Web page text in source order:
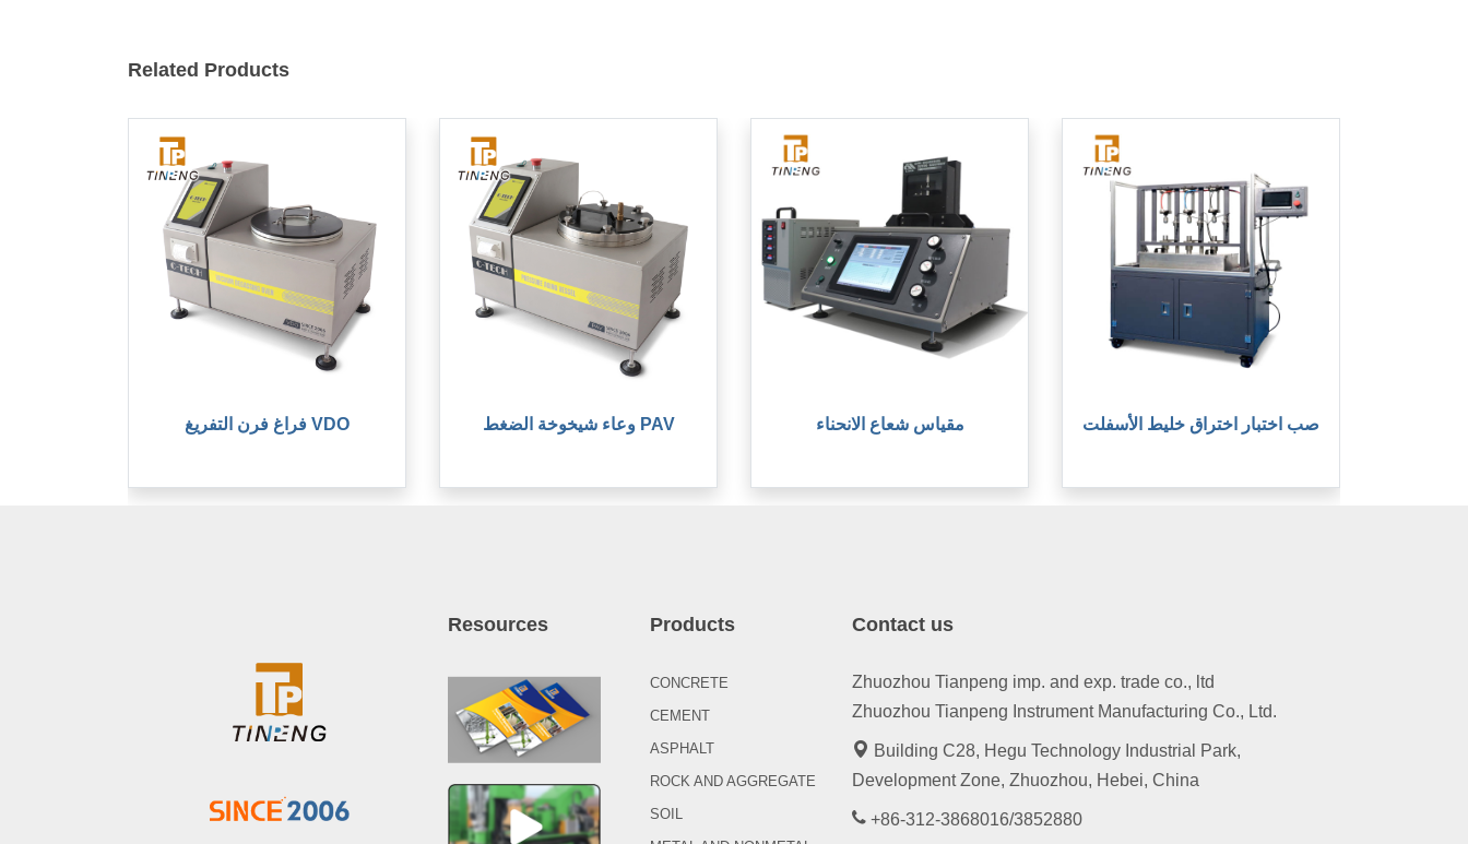
Related Products
فراغ فرن التفريغ VDO وعاء شيخوخة الضغط PAV مقياس شعاع الانحناء صب اختبار اختراق خليط الأسفلت
Resources Products
CONCRETE
CEMENT
ASPHALT
ROCK AND AGGREGATE
SOIL
Contact us
Zhuozhou Tianpeng imp. and exp. trade co., ltd
Zhuozhou Tianpeng Instrument Manufacturing Co., Ltd.
Building C28, Hegu Technology Industrial Park,
Development Zone, Zhuozhou, Hebei, China
+86-312-3868016/3852880